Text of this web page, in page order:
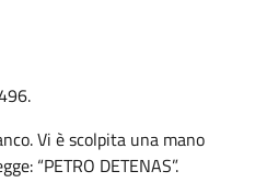
Vi è scolpita una mano
“PETRO DETENAS”.